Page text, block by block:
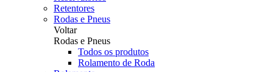
Retentores
Rodas e Pneus
Voltar
Rodas e Pneus
Todos os produtos
Rolamento de Roda